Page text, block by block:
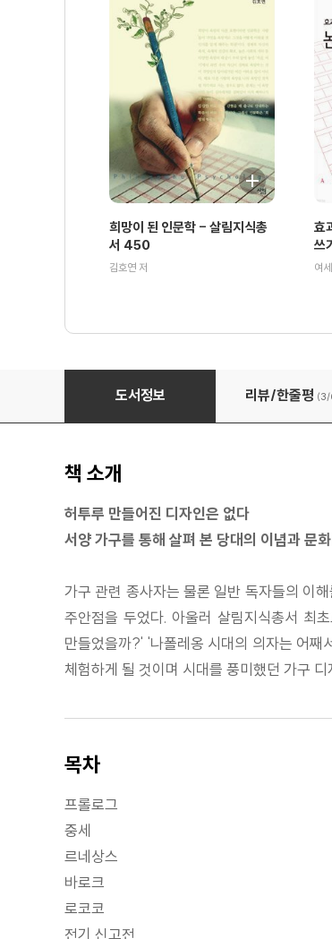
희망이 된 인문학 - 살림지식총
서 450
김호연 저
효
쓰기
여
서양 가구의 역사 - 살림지식총서 424
도서정보 리뷰/한줄평 (3/
책 소개
허투루 만들어진 디자인은 없다
서양 가구를 통해 살펴 본 당대의 이념과 문화
가구 관련 종사자는 물론 일반 독자들의 이
주안점을 두었다. 아울러 살림지식총서 최
만들었을까?' '나폴레옹 시대의 의자는 어
체험하게 될 것이며 시대를 풍미했던 가구
목차
프롤로그
중세
르네상스
바로크
로코코
전기 신고전